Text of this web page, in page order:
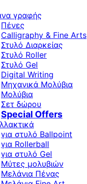
γραφής
Πένες
Calligraphy & Fine Arts
Στυλό Διαρκείας
Στυλό Roller
Στυλό Gel
Digital Writing
Μηχανικά Μολύβια
Μολύβια
Σετ δώρου
Special Offers
για στυλό Ballpoint
για Rollerball
για στυλό Gel
Μύτες μολυβιών
Μελάνια Πένας